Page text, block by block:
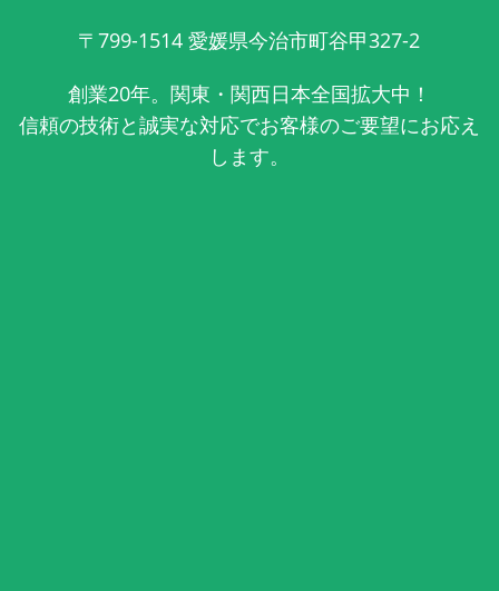
〒799-1514 愛媛県今治市町谷甲327-2
創業20年。関東・関西日本全国拡大中！
信頼の技術と誠実な対応でお客様のご要望にお応え
します。